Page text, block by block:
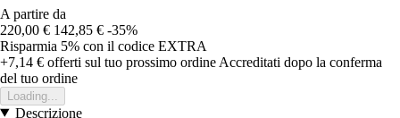
A partire da
220,00 € 142,85 € -35%
Risparmia 5% con il codice EXTRA
+7,14 € offerti sul tuo prossimo ordine Accreditati dopo la conferma
del tuo ordine
Loading...
Descrizione